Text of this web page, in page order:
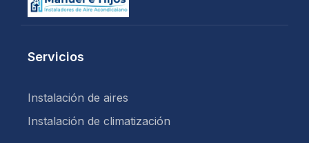
Servicios
Instalación de aires
Instalación de climatización